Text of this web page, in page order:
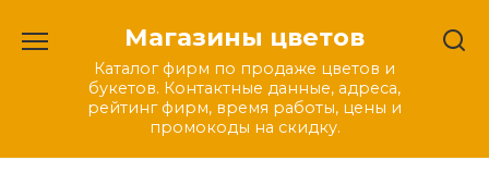
содержанию
Магазины цветов
Каталог фирм по продаже цветов и
букетов. Контактные данные, адреса,
рейтинг фирм, время работы, цены и
промокоды на скидку.